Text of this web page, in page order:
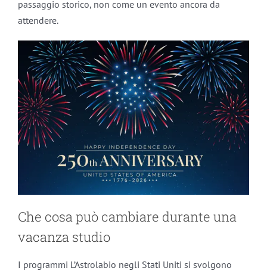
passaggio storico, non come un evento ancora da
attendere.
Che cosa può cambiare durante una
vacanza studio
I programmi L’Astrolabio negli Stati Uniti si svolgono